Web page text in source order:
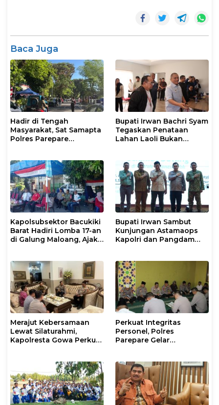
Baca Juga
Hadir di Tengah
Masyarakat, Sat Samapta
Polres Parepare
Bupati Irwan Bachri Syam
Tegaskan Penataan
Lahan Laoli Bukan
Kapolsubsektor Bacukiki
Barat Hadiri Lomba 17-an
di Galung Maloang, Ajak
Bupati Irwan Sambut
Kunjungan Astamaops
Kapolri dan Pangdam
Merajut Kebersamaan
Lewat Silaturahmi,
Kapolresta Gowa Perkuat
Perkuat Integritas
Personel, Polres
Parepare Gelar